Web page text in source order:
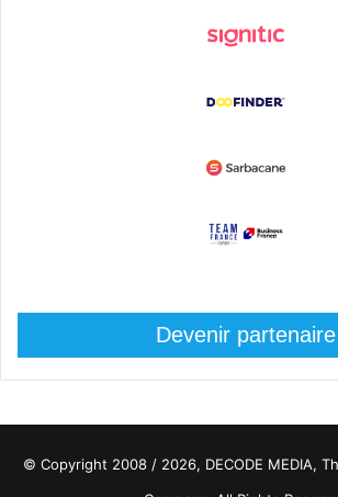
Devenir partenaire
© Copyright 2008 / 2026, DECODE MEDIA,